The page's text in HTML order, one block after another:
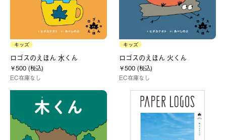
キッズ
ロゴスのえほん 水くん
￥500 (税込)
EC在庫なし
キッズ
ロゴスのえほん 火くん
￥500 (税込)
EC在庫なし